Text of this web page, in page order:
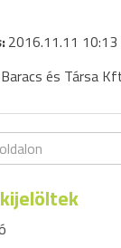
2016.11.11 10:13
Baracs és Társa